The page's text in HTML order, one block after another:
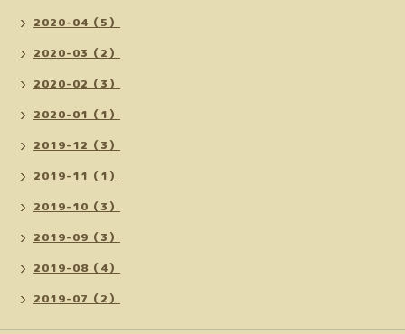
2020-04（5）
2020-03（2）
2020-02（3）
2020-01（1）
2019-12（3）
2019-11（1）
2019-10（3）
2019-09（3）
2019-08（4）
2019-07（2）